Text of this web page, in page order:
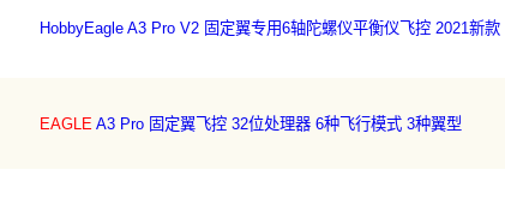
HobbyEagle A3 Pro V2 固定翼专用6轴陀螺仪平衡仪飞控 2021新款
EAGLEA3 Pro 固定翼飞控 32位处理器 6种飞行模式 3种翼型